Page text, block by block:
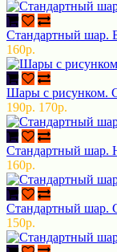
Стандартный шар.
160р.
Шары с рисунком.
190р. 170р.
Стандартный шар.
160р.
Стандартный шар.
150р.